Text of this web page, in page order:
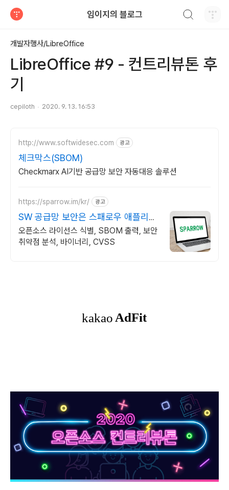
임이지의 블로그
개발자행사/LibreOffice
LibreOffice #9 - 컨트리뷰톤 후
기
cepiloth 2020. 9. 13. 16:53
http://www.softwidesec.com 광고
체크막스(SBOM)
Checkmarx AI기반 공급망 보안 자동대응 솔루션
https://sparrow.im/kr/ 광고
SW 공급망 보안은 스패로우 애플리케
이션 보안 전문 기업
오픈소스 라이선스 식별, SBOM 출력, 보안
취약점 분석, 바이너리, CVSS